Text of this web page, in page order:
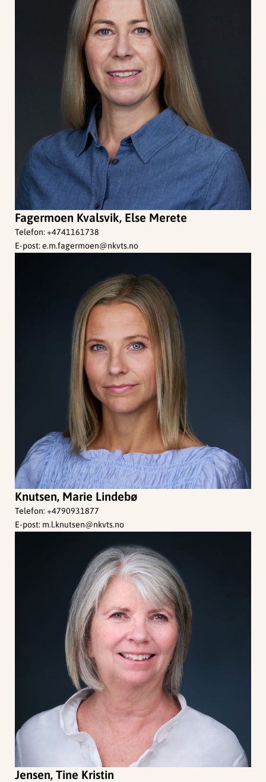
Fagermoen Kvalsvik, Else Merete
Telefon:+4741161738
E-post:e.m.fagermoen@nkvts.no
Knutsen, Marie Lindebø
Telefon:+4790931877
E-post: m.l.knutsen@nkvts.no
Jensen, Tine Kristin